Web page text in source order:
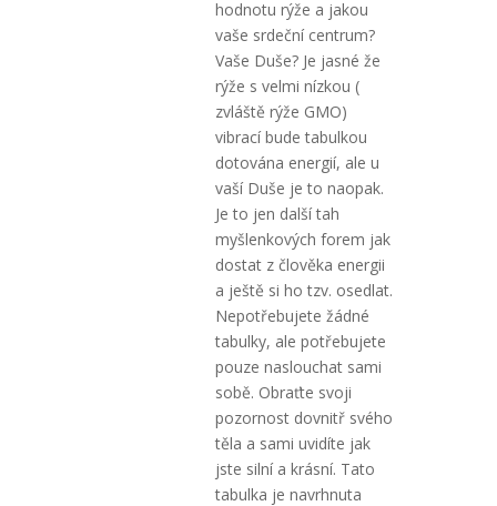
hodnotu rýže a jakou
vaše srdeční centrum?
Vaše Duše? Je jasné že
rýže s velmi nízkou (
zvláště rýže GMO)
vibrací bude tabulkou
dotována energií, ale u
vaší Duše je to naopak.
Je to jen další tah
myšlenkových forem jak
dostat z člověka energii
a ještě si ho tzv. osedlat.
Nepotřebujete žádné
tabulky, ale potřebujete
pouze naslouchat sami
sobě. Obraťte svoji
pozornost dovnitř svého
těla a sami uvidíte jak
jste silní a krásní. Tato
tabulka je navrhnuta